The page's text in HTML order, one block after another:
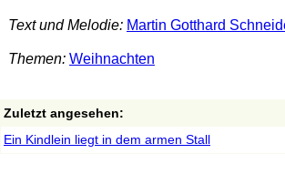
Text und Melodie: Martin Gotthard
Themen: Weihnachten
Zuletzt angesehen:
Ein Kindlein liegt in dem armen Stall